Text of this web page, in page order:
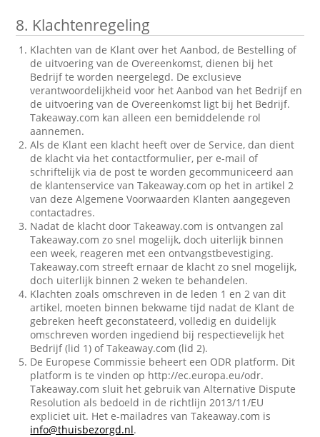
8. Klachtenregeling
Klachten van de Klant over het Aanbod, de Bestelling of
de uitvoering van de Overeenkomst, dienen bij het
Bedrijf te worden neergelegd. De exclusieve
verantwoordelijkheid voor het Aanbod van het Bedrijf en
de uitvoering van de Overeenkomst ligt bij het Bedrijf.
Takeaway.com kan alleen een bemiddelende rol
aannemen.
Als de Klant een klacht heeft over de Service, dan dient
de klacht via het contactformulier, per e-mail of
schriftelijk via de post te worden gecommuniceerd aan
de klantenservice van Takeaway.com op het in artikel 2
van deze Algemene Voorwaarden Klanten aangegeven
contactadres.
Nadat de klacht door Takeaway.com is ontvangen zal
Takeaway.com zo snel mogelijk, doch uiterlijk binnen
een week, reageren met een ontvangstbevestiging.
Takeaway.com streeft ernaar de klacht zo snel mogelijk,
doch uiterlijk binnen 2 weken te behandelen.
Klachten zoals omschreven in de leden 1 en 2 van dit
artikel, moeten binnen bekwame tijd nadat de Klant de
gebreken heeft geconstateerd, volledig en duidelijk
omschreven worden ingediend bij respectievelijk het
Bedrijf (lid 1) of Takeaway.com (lid 2).
De Europese Commissie beheert een ODR platform. Dit
platform is te vinden op http://ec.europa.eu/odr.
Takeaway.com sluit het gebruik van Alternative Dispute
Resolution als bedoeld in de richtlijn 2013/11/EU
expliciet uit. Het e-mailadres van Takeaway.com is
info@thuisbezorgd.nl.